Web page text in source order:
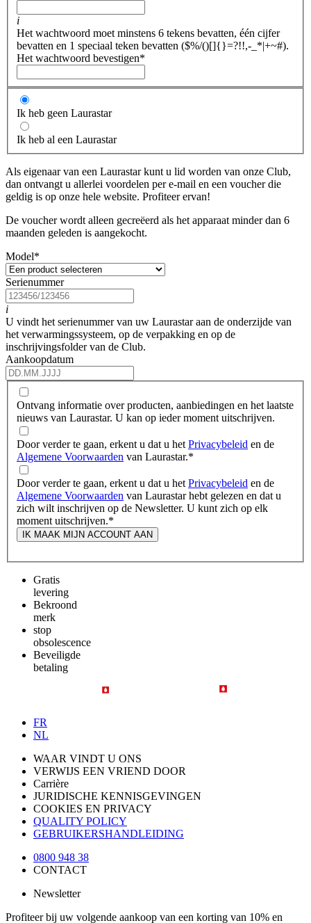
i
Het wachtwoord moet minstens 6 tekens bevatten, één cijfer
bevatten en 1 speciaal teken bevatten ($%/()[]{}=?!!,-_*|+~#).
Het wachtwoord bevestigen*
Ik heb geen Laurastar
Ik heb al een Laurastar
Als eigenaar van een Laurastar kunt u lid worden van onze Club,
dan ontvangt u allerlei voordelen per e-mail en een voucher die
geldig is op onze hele website. Profiteer ervan!
De voucher wordt alleen gecreëerd als het apparaat minder dan 6
maanden geleden is aangekocht.
Model*
Serienummer
i
U vindt het serienummer van uw Laurastar aan de onderzijde van
het verwarmingssysteem, op de verpakking en op de
inschrijvingsfolder van de Club.
Aankoopdatum
Ontvang informatie over producten, aanbiedingen en het laatste
nieuws van Laurastar. U kan op ieder moment uitschrijven.
Door verder te gaan, erkent u dat u het Privacybeleid en de
Algemene Voorwaarden van Laurastar.*
Door verder te gaan, erkent u dat u het Privacybeleid en de
Algemene Voorwaarden van Laurastar hebt gelezen en dat u
zich wilt inschrijven op de Newsletter. U kunt zich op elk
moment uitschrijven.*
IK MAAK MIJN ACCOUNT AAN
Gratis
levering
Bekroond
merk
stop
obsolescence
Beveiligde
betaling
FR
NL
WAAR VINDT U ONS
VERWIJS EEN VRIEND DOOR
Carrière
JURIDISCHE KENNISGEVINGEN
COOKIES EN PRIVACY
QUALITY POLICY
GEBRUIKERSHANDLEIDING
0800 948 38
CONTACT
Newsletter
Profiteer bij uw volgende aankoop van een korting van 10% en